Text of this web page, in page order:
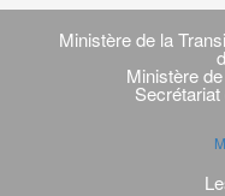
Navigation
transverse
Ministère de la
Ministère